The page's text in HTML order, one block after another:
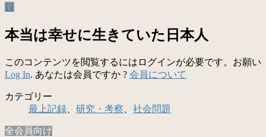
録
本当は幸せに生きていた日本人
このコンテンツを閲覧するにはログインが必要です。お願い
Log In. あなたは会員ですか ? 会員について
カテゴリー
最上記録
研究・考察 社会問題
全会員向け